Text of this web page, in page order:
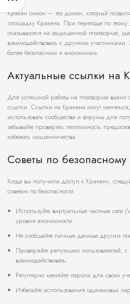
Кракен онион — это домен, который
площадку Кракена. При переходе по этому
оказываются на защищенной платформе,
взаимодействовать с другими
более безопасным и анонимным.
Актуальные ссылки на
Для успешной работы на платформе важно
ссылки. Ссылки на Кракена могут
использовать сообщества и форумы для
забывайте проверять легитимность
избежать мошенничества.
Советы по безопасному
Когда вы получили доступ к Кракену,
советам по безопасности:
Используйте виртуальные частные сети
уровня анонимности.
Не сообщайте личные данные другим
Проверяйте репутацию пользователей,
взаимодействовать.
Регулярно меняйте пароли для своих
Избегайте использования одинаковых